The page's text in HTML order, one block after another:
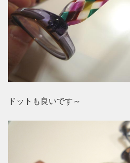
ドットも良いです～